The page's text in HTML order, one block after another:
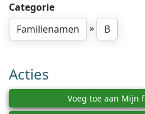
Categorie
Familienamen
» B
Acties
Voeg toe aan Mijn